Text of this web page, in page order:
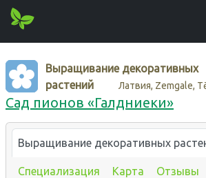
Выращивание декоративных
растений
Латвия, Zemgale,
Сад пионов «Галдниеки»
Выращивание декоративных
Специализация Карта Отзывы